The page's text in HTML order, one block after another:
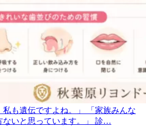
私も遺伝ですよね。」 「家族みんな
ないと思っています。」 診…